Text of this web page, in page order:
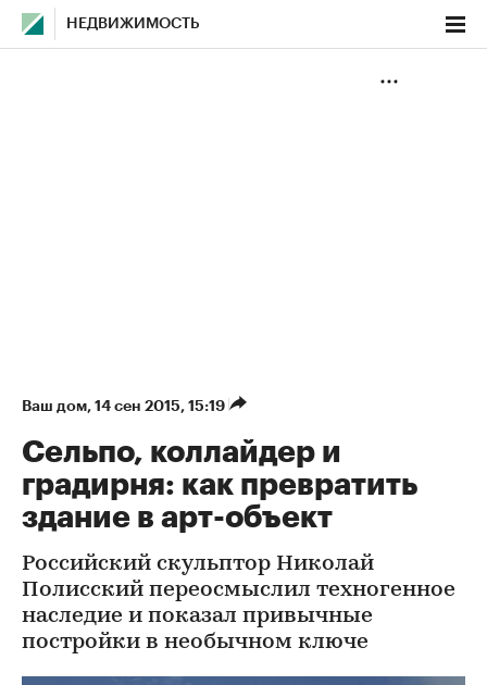
НЕДВИЖИМОСТЬ
Ваш дом⁠, 14 сен 2015, 15:19
Сельпо, коллайдер и
градирня: как превратить
здание в арт-объект
Российский скульптор Николай
Полисский переосмыслил техногенное
наследие и показал привычные
постройки в необычном ключе